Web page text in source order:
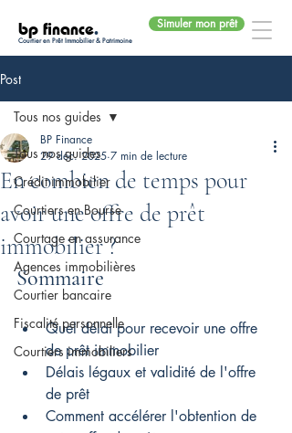
bp finance.
Courtier en Prêt Immobilier & Patrimoine
Simuler mon prêt
Post
Tous nos guides
Crédit immobilier
Courtiers en Bourse
Courtage en assurance
Agences immobilières
Courtier bancaire
Fiscalité personnelle
Courtiers immobiliers
Tous nos guides
En combien de temps pour
avoir une offre de prêt
immobilier ?
BP Finance
29 déc. 2025 7 min de lecture
Sommaire
Quel délai pour recevoir une offre
de prêt immobilier
Délais légaux et validité de l'offre
de prêt
Comment accélérer l'obtention de